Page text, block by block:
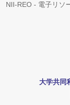
NII-REO - 電子リソ
大学共同